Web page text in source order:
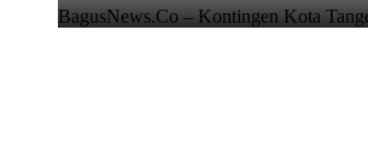
BagusNews.Co – Kontingen Kota